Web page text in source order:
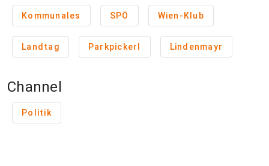
Kommunales SPÖ Wien-Klub
Landtag Parkpickerl Lindenmayr
Channel
Politik